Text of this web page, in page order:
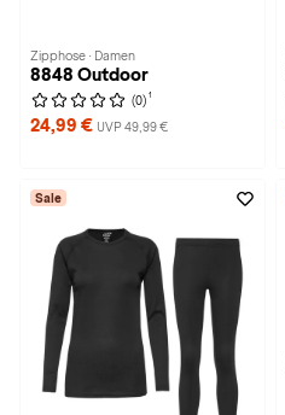
Zipphose · Damen
8848 Outdoor
(0) 1
24,99 € UVP 49,99 €
Sale